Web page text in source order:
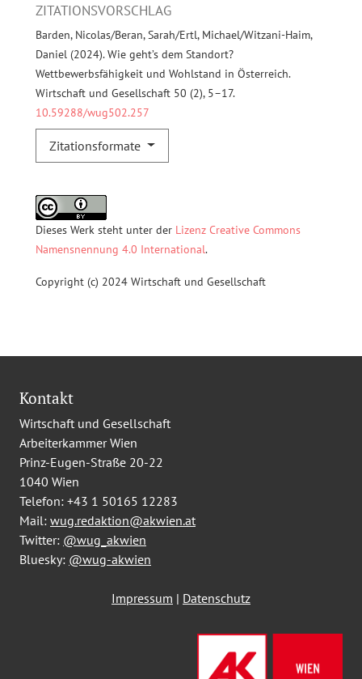
ZITATIONSVORSCHLAG
Barden, Nicolas/Beran, Sarah/Ertl, Michael/Witzani-Haim,
Daniel (2024). Wie geht’s dem Standort?
Wettbewerbsfähigkeit und Wohlstand in Österreich.
Wirtschaft und Gesellschaft 50 (2), 5–17.
10.59288/wug502.257
Zitationsformate
Dieses Werk steht unter der Lizenz Creative Commons
Namensnennung 4.0 International.
Copyright (c) 2024 Wirtschaft und Gesellschaft
Kontakt
Wirtschaft und Gesellschaft
Arbeiterkammer Wien
Prinz-Eugen-Straße 20-22
1040 Wien
Telefon: +43 1 50165 12283
Mail: wug.redaktion@akwien.at
Twitter: @wug_akwien
Bluesky: @wug-akwien
Impressum | Datenschutz